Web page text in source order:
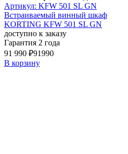
Артикул: KFW 501 SL GN
Встраиваемый винный шкаф
KORTING KFW 501 SL GN
доступно к заказу
Гарантия 2 года
91 990 ₽91990
В корзину